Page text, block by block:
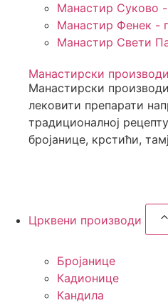
Манастир Суково
Манастир Фенек -
Манастир Свети
Манастирски производи
Манастирски
лековити препарати
традиционалној
бројанице, крстићи,
Црквени производи
Бројанице
Кадионице
Кандила